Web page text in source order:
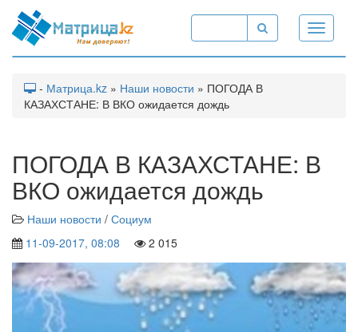
Toggle
- Матрица.kz » Наши новости » ПОГОДА В
КАЗАХСТАНЕ: В ВКО ожидается дождь
ПОГОДА В КАЗАХСТАНЕ: В
ВКО ожидается дождь
Наши новости / Социум
11-09-2017, 08:08
2 015